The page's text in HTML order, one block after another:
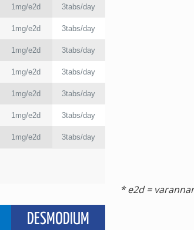
1mg/e2d
1mg/e2d
1mg/e2d
1mg/e2d
1mg/e2d
1mg/e2d
1mg/e2d
3tabs/day
3tabs/day
3tabs/day
3tabs/day
3tabs/day
3tabs/day
3tabs/day
* e2d =
DESMODIUM